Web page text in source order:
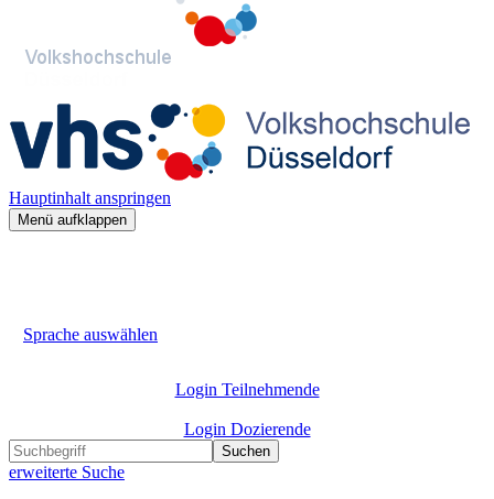
Hauptinhalt anspringen
Menü aufklappen
Sprache auswählen
Login Teilnehmende
Login Dozierende
Suchen
erweiterte Suche